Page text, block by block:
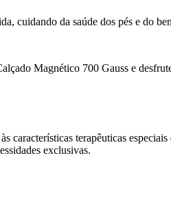
cuidando da saúde dos pés e do
Magnético 700 Gauss e
características terapêuticas
exclusivas.